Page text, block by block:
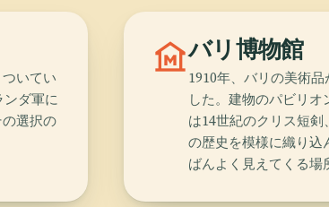
いてい
ンダ軍に
選択の
museumバリ博物館
1910年、バリの美術
した。建物のパビリ
は14世紀のクリス短
の歴史を模様に織り込
ばんよく見えてくる場